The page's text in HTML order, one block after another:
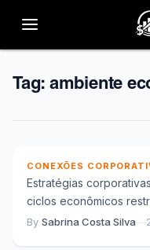
Tag: ambiente
CONEXÕES
Estratégias
ciclos econômicos
por crédito mais caro,
By Sabrina Costa Silva—